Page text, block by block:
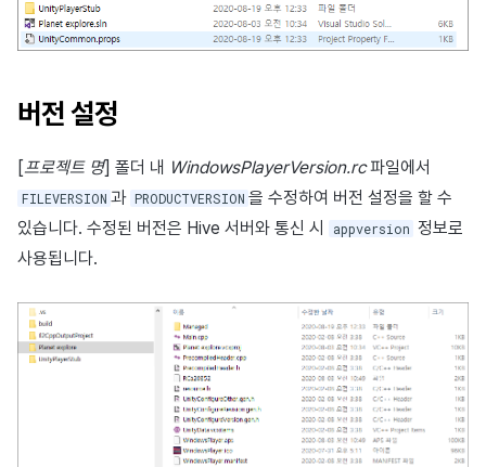
버전 설정
[프로젝트 명] 폴더 내 WindowsPlayerVersion.rc파일에서
FILEVERSION 과 PRODUCTVERSION 을 수정하여 버전 설정을 할 수
있습니다. 수정된 버전은 Hive 서버와 통신 시
appversion 정보로
사용됩니다.